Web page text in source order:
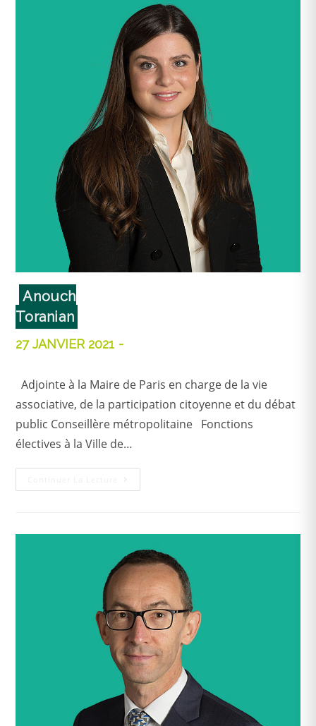
Anouch
Toranian
27 JANVIER 2021
Adjointe à la Maire de Paris en charge de la vie
associative, de la participation citoyenne et du débat
public Conseillère métropolitaine Fonctions
électives à la Ville de…